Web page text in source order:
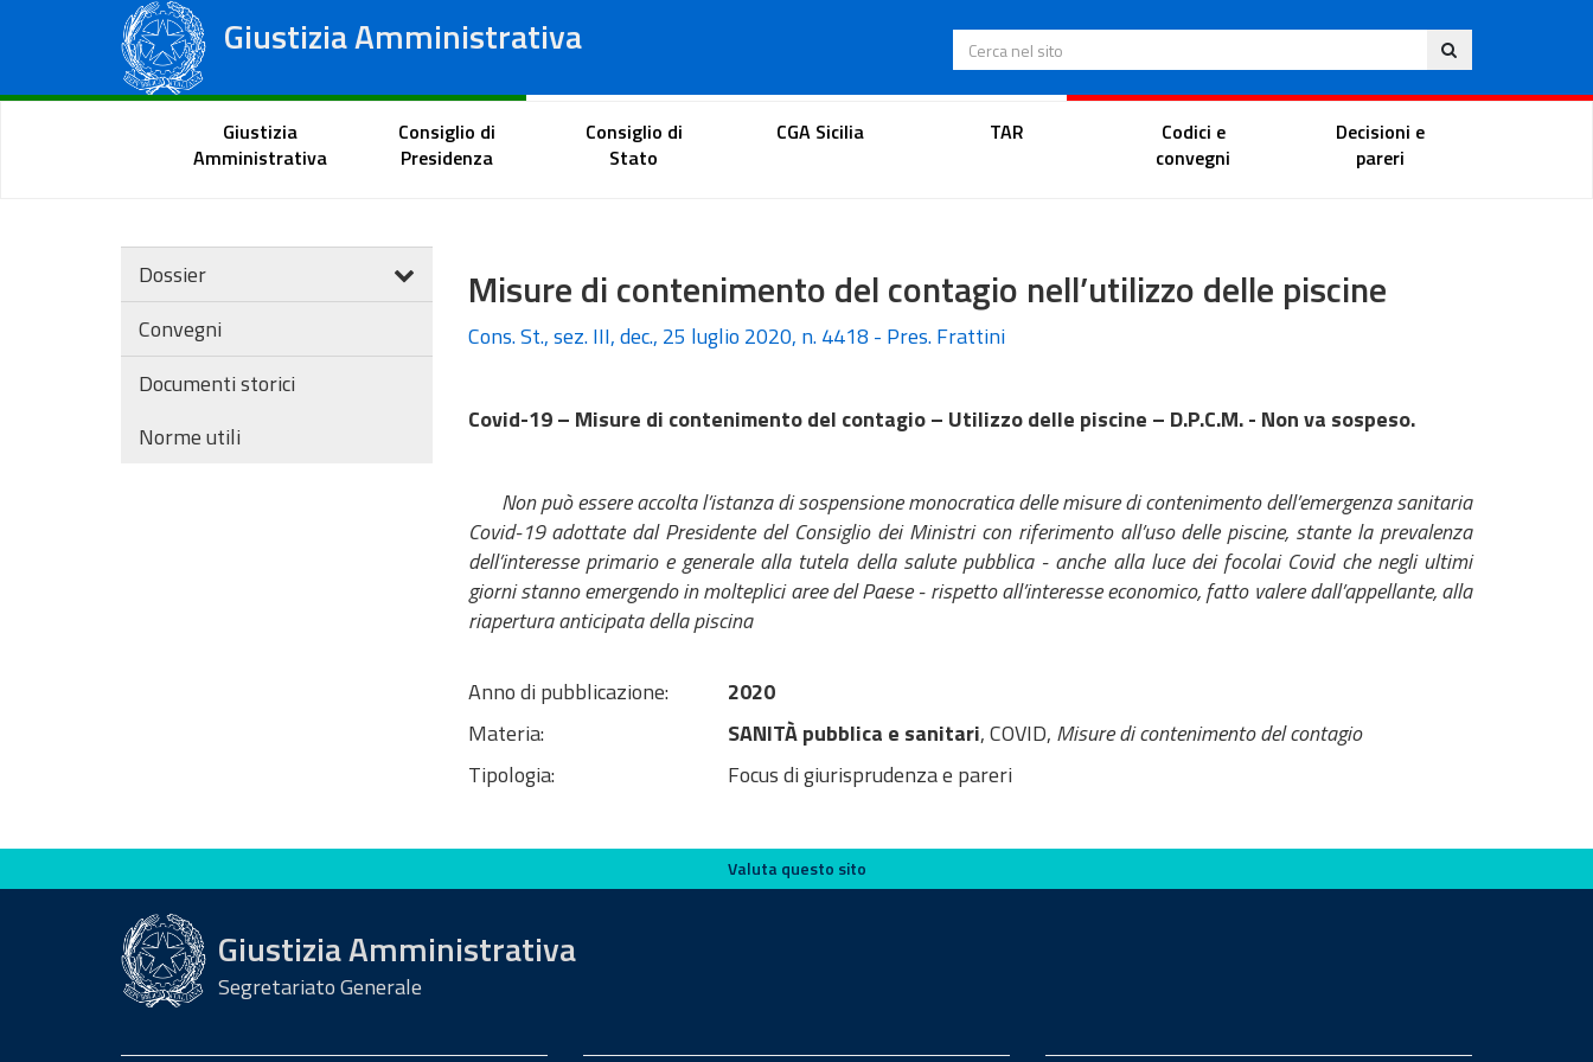
Giustizia Amministrativa
Tribunali Amministrativi Regionali
Ita
Cerca nel sito
Portale del cittadino Portale dell'avvocato Portale del magistrato
Giustizia
Amministrativa
Consiglio di
Presidenza
Consiglio di
Stato
CGA Sicilia TAR
Codici e
convegni
Decisioni e
pareri
Dossier
Convegni
Documenti storici
Norme utili
Misure di contenimento del contagio nell’utilizzo delle piscine
Cons. St., sez. III, dec., 25 luglio 2020, n. 4418 - Pres. Frattini
Covid-19 – Misure di contenimento del contagio – Utilizzo delle piscine – D.P.C.M. - Non va sospeso.
Non può essere accolta l’istanza di sospensione monocratica delle misure di contenimento dell’emergenza sanitaria
Covid-19 adottate dal Presidente del Consiglio dei Ministri con riferimento all’uso delle piscine, stante la prevalenza
dell’interesse primario e generale alla tutela della salute pubblica - anche alla luce dei focolai Covid che negli ultimi
giorni stanno emergendo in molteplici aree del Paese - rispetto all’interesse economico, fatto valere dall’appellante, alla
riapertura anticipata della piscina
Anno di pubblicazione:
2020
Materia:
SANITÀ pubblica e sanitari, COVID, Misure di contenimento del contagio
Tipologia:
Focus di giurisprudenza e pareri
Valuta questo sito Valuta questo sito
Giustizia Amministrativa
Segretariato Generale